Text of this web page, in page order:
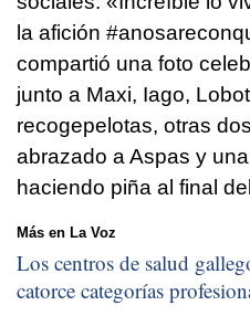
la afición
compartió una foto
junto a Maxi, Iago,
recogepelotas, otras
abrazado a Aspas y
haciendo piña al final
Más en La Voz
Los centros de salud
catorce categorías